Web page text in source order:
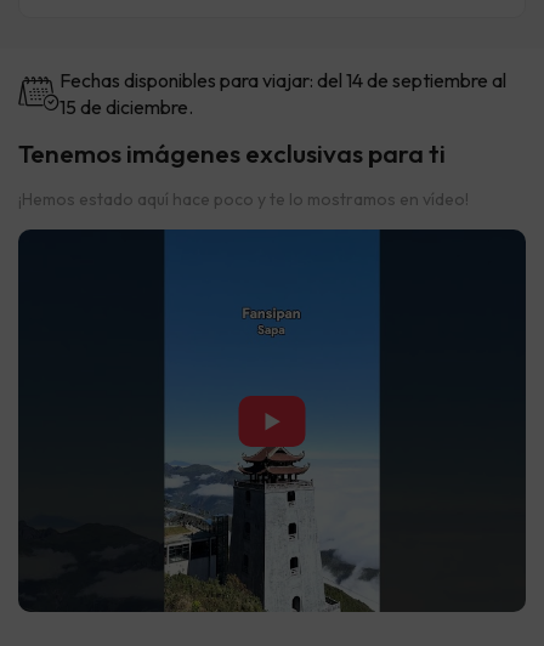
Fechas disponibles para viajar: del 14 de septiembre al
15 de diciembre.
Tenemos imágenes exclusivas para ti
¡Hemos estado aquí hace poco y te lo mostramos en vídeo!
▶